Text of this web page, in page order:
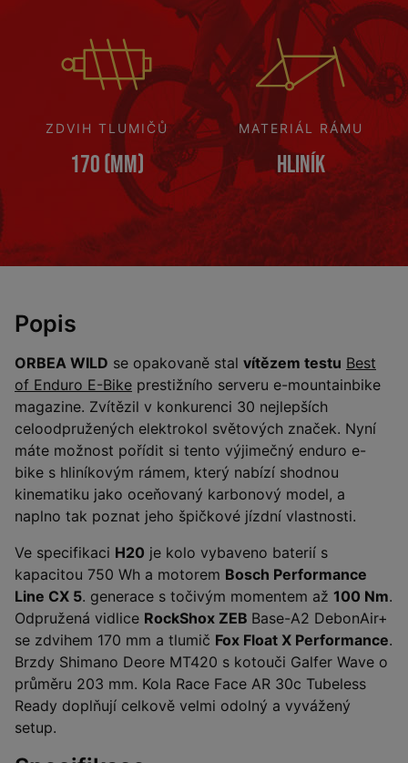
ZDVIH TLUMIČŮ
170 (mm)
MATERIÁL RÁMU
Hliník
Popis
ORBEA WILD se opakovaně stal vítězem testu Best
of Enduro E-Bike prestižního serveru e-mountainbike
magazine. Zvítězil v konkurenci 30 nejlepších
celoodpružených elektrokol světových značek. Nyní
máte možnost pořídit si tento výjimečný enduro e-
bike s hliníkovým rámem, který nabízí shodnou
kinematiku jako oceňovaný karbonový model, a
naplno tak poznat jeho špičkové jízdní vlastnosti.
Ve specifikaci H20 je kolo vybaveno baterií s
kapacitou 750 Wh a motorem Bosch Performance
Line CX 5. generace s točivým momentem až 100 Nm.
Odpružená vidlice RockShox ZEB Base-A2 DebonAir+
se zdvihem 170 mm a tlumič Fox Float X Performance.
Brzdy Shimano Deore MT420 s kotouči Galfer Wave o
průměru 203 mm. Kola Race Face AR 30c Tubeless
Ready doplňují celkově velmi odolný a vyvážený
setup.